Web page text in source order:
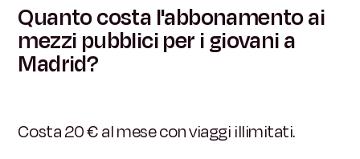
Quanto costa l'abbonamento ai
mezzi pubblici per i giovani a
Madrid?
Costa 20 € al mese con viaggi illimitati.